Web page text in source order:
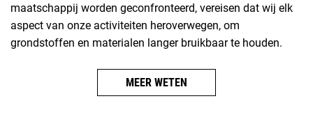
maatschappij worden geconfronteerd, vereisen dat wij elk
aspect van onze activiteiten heroverwegen, om
grondstoffen en materialen langer bruikbaar te houden.
MEER WETEN